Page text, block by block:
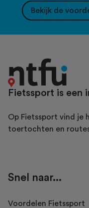
Bekijk de
Fietssport is een
Op Fietssport vind je
toertochten en
Snel naar...
Voordelen Fietssport